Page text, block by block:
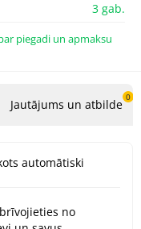
3 gab.
piegadi un apmaksu
Jautājums un atbilde 0
automātiski
no